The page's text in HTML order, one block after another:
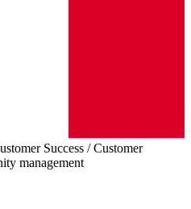
Success / Customer
management